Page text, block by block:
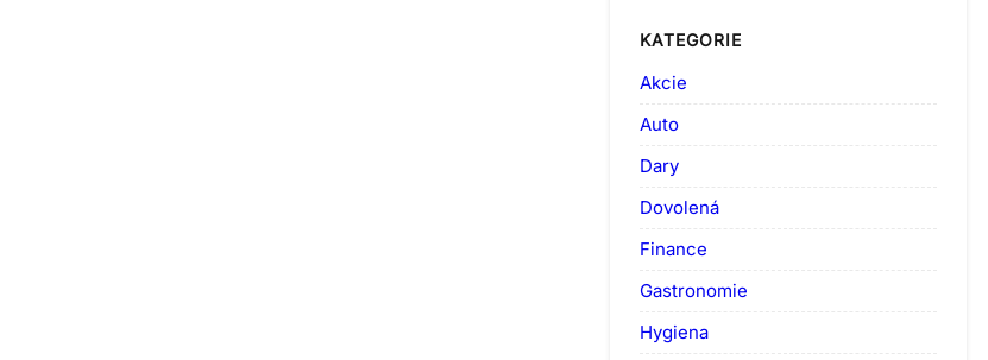
KATEGORIE
Akcie
Auto
Dary
Dovolená
Finance
Gastronomie
Hygiena